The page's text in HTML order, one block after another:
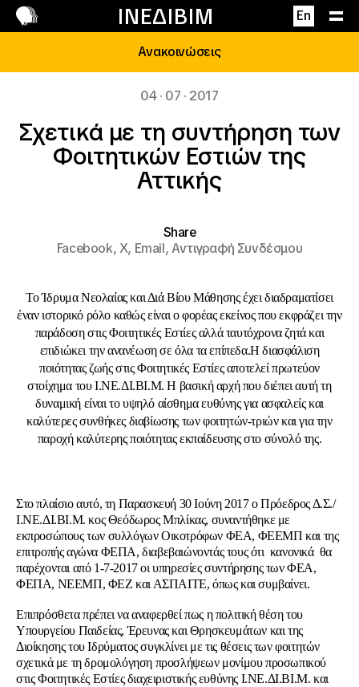
ΙΝΕΔΙΒΙΜ En
Επικοινωνία
Ανακοινώσεις
04 · 07 · 2017
Σχετικά με τη συντήρηση των
Φοιτητικών Εστιών της
Αττικής
Share
Facebook,X, Email,Αντιγραφή Συνδέσμου
Το Ίδρυμα Νεολαίας και Διά Βίου Μάθησης έχει διαδραματίσει
έναν ιστορικό ρόλο καθώς είναι ο φορέας εκείνος που εκφράζει την
παράδοση στις Φοιτητικές Εστίες αλλά ταυτόχρονα ζητά και
επιδιώκει την ανανέωση σε όλα τα επίπεδα.Η διασφάλιση
ποιότητας ζωής στις Φοιτητικές Εστίες αποτελεί πρωτεύον
στοίχημα του Ι.ΝΕ.ΔΙ.ΒΙ.Μ. Η βασική αρχή που διέπει αυτή τη
δυναμική είναι το υψηλό αίσθημα ευθύνης για ασφαλείς και
καλύτερες συνθήκες διαβίωσης των φοιτητών-τριών και για την
παροχή καλύτερης ποιότητας εκπαίδευσης στο σύνολό της.
Στο πλαίσιο αυτό, τη Παρασκευή 30 Ιούνη 2017 ο Πρόεδρος Δ.Σ./
Ι.ΝΕ.ΔΙ.ΒΙ.Μ. κος Θεόδωρος Μπλίκας, συναντήθηκε με
εκπροσώπους των συλλόγων Οικοτρόφων ΦΕΑ, ΦΕΕΜΠ και της
επιτροπής αγώνα ΦΕΠΑ, διαβεβαιώνοντάς τους ότι κανονικά θα
παρέχονται από 1-7-2017 οι υπηρεσίες συντήρησης των ΦΕΑ,
ΦΕΠΑ, ΝΕΕΜΠ, ΦΕΖ και ΑΣΠΑΙΤΕ, όπως και συμβαίνει.
Επιπρόσθετα πρέπει να αναφερθεί πως η πολιτική θέση του
Υπουργείου Παιδείας, Έρευνας και Θρησκευμάτων και της
Διοίκησης του Ιδρύματος συγκλίνει με τις θέσεις των φοιτητών
σχετικά με τη δρομολόγηση προσλήψεων μονίμου προσωπικού
στις Φοιτητικές Εστίες διαχειριστικής ευθύνης Ι.ΝΕ.ΔΙ.ΒΙ.Μ. και